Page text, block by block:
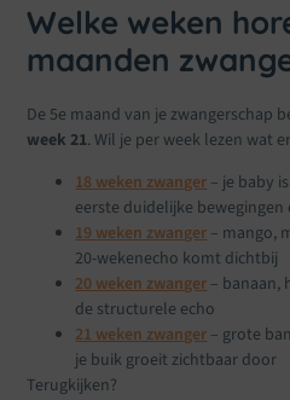
Welke weken
maanden
De 5e maand van je zwangerschap
week 21. Wil je per week lezen wat
18 weken zwanger – je baby
eerste duidelijke
19 weken zwanger – mango,
20-wekenecho komt dichtbij
20 weken zwanger – banaan,
de structurele echo
21 weken zwanger – grote
je buik groeit zichtbaar door
Terugkijken?